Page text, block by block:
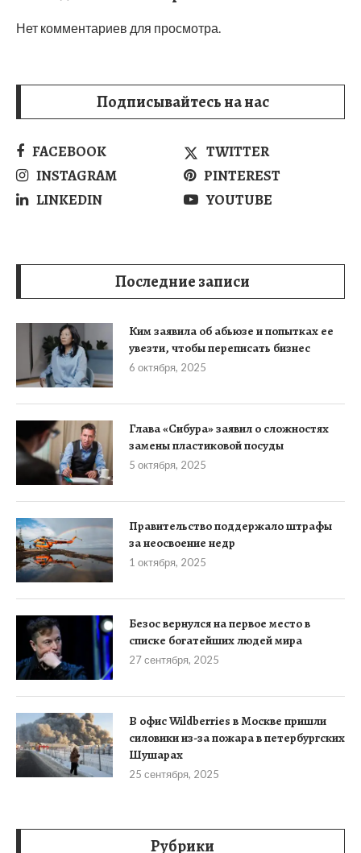
Нет комментариев для просмотра.
Подписывайтесь на нас
FACEBOOK
TWITTER
INSTAGRAM
PINTEREST
LINKEDIN
YOUTUBE
Последние записи
Ким заявила об абьюзе и попытках ее
увезти, чтобы переписать бизнес
6 октября, 2025
Глава «Сибура» заявил о сложностях
замены пластиковой посуды
5 октября, 2025
Правительство поддержало штрафы
за неосвоение недр
1 октября, 2025
Безос вернулся на первое место в
списке богатейших людей мира
27 сентября, 2025
В офис Wildberries в Москве пришли
силовики из-за пожара в петербургских
Шушарах
25 сентября, 2025
Рубрики